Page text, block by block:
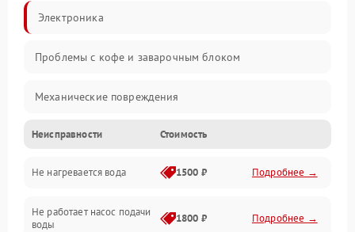
Электроника
Проблемы с кофе и заварочным блоком
Механические повреждения
Прочие неисправности
Включение и работа
Проблемы с водой
Неисправности Стоимость
Не нагревается вода 1500 ₽ Подробнее →
Не работает насос подачи
воды
1800 ₽ Подробнее →